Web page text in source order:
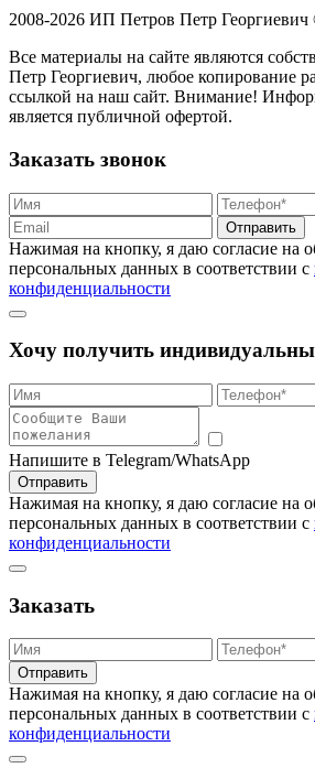
2008-2026 ИП Петров Петр
Все материалы на сайте являются
Петр Георгиевич, любое копирование
ссылкой на наш сайт. Внимание!
является публичной офертой.
Заказать звонок
Отправить
Нажимая на кнопку, я даю согласие на
персональных данных в соответствии с
конфиденциальности
Хочу получить
Напишите в Telegram/WhatsApp
Отправить
Нажимая на кнопку, я даю согласие на
персональных данных в соответствии с
конфиденциальности
Заказать
Отправить
Нажимая на кнопку, я даю согласие на
персональных данных в соответствии с
конфиденциальности